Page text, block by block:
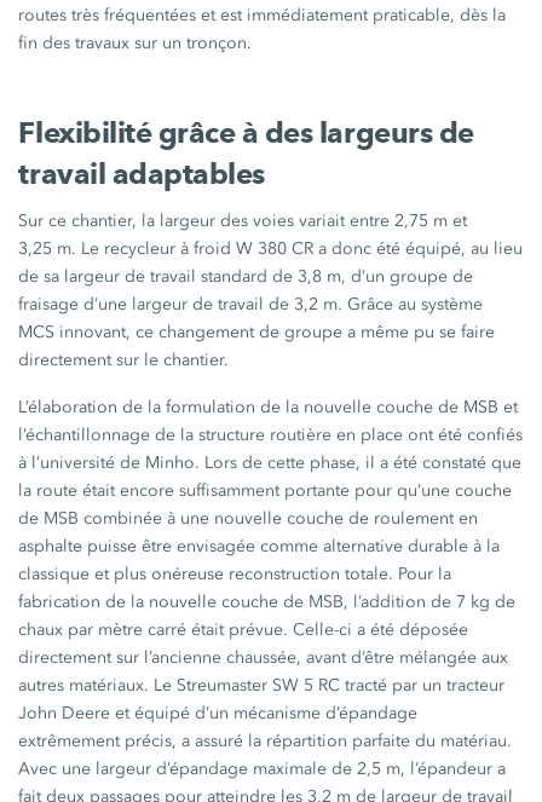
routes très fréquentées et est immédiatement praticable, dès la
fin des travaux sur un tronçon.
Flexibilité grâce à des largeurs de
travail adaptables
Sur ce chantier, la largeur des voies variait entre2,75 m et
3,25 m. Le recycleur à froidW 380 CR a donc été équipé, au lieu
de sa largeur de travail standard de 3,8 m, d’un groupe de
fraisage d’une largeur de travail de 3,2 m. Grâce au système
MCS innovant, ce changement de groupe a même pu se faire
directement sur le chantier.
L’élaboration de la formulation de la nouvelle couche de MSB et
l’échantillonnage de la structure routière en place ont été confiés
à l’université de Minho. Lors de cette phase, il a été constaté que
la route était encore suffisamment portante pour qu’une couche
de MSB combinée à une nouvelle couche de roulement en
asphalte puisse être envisagée comme alternative durable à la
classique et plus onéreuse reconstruction totale. Pour la
fabrication de la nouvelle couche de MSB, l’addition de 7 kg de
chaux par mètre carré était prévue. Celle-ci a été déposée
directement sur l’ancienne chaussée, avant d’être mélangée aux
autres matériaux. Le Streumaster SW 5 RC tracté par un tracteur
John Deere et équipé d’un mécanisme d’épandage
extrêmement précis, a assuré la répartition parfaite du matériau.
Avec une largeur d’épandage maximale de2,5 m, l’épandeur a
fait deux passages pour atteindre les 3,2 m de largeur de travail